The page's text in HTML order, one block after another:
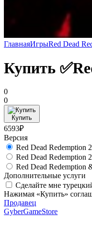
ГлавнаяИгрыRed Dead
Купить
0
0
Купить
6593₽
Версия
Red Dead Redemption
Red Dead Redemption
Red Dead Redemption
Дополнительные услуги
Сделайте мне
Нажимая «Купить»
Продавец
GyberGameStore